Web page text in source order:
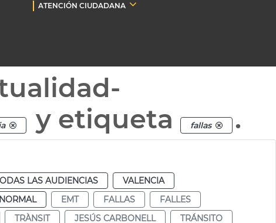
ATENCIÓN CIUDADANA
y etiqueta fallas .
LAS AUDIENCIAS
VALENCIA
NORMAL EMT FALLAS
FALLES
TRÀNSIT JESÚS CARBONELL TRÁNSITO